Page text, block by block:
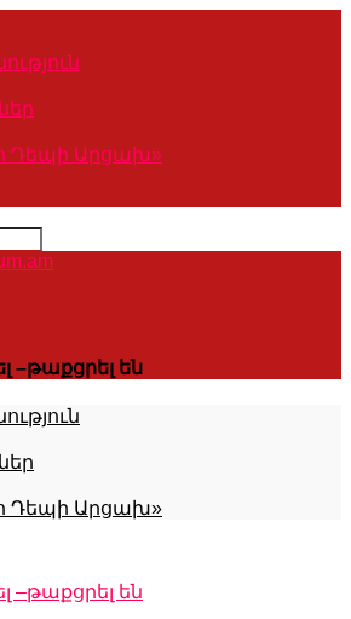
Դեպի Արցախ»
–թաքցրել են
Դեպի Արցախ»
–թաքցրել են